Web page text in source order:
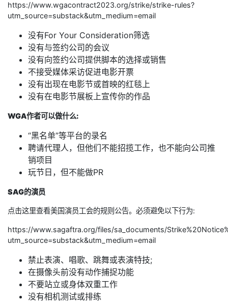
https://www.wgacontract2023.org/strike/strike-rules?
utm_source=substack&utm_medium=email
没有For Your Consideration筛选
没有与签约公司的会议
没有向签约公司提供脚本的选择或销售
不接受媒体采访促进电影开票
没有出现在电影节或首映的红毯上
没有在电影节展板上宣传你的作品
WGA作者可以做什么:
“黑名单”等平台的录名
聘请代理人，但他们不能招揽工作，也不能向公司推
销项目
玩节日，但不能做PR
SAG的演员
点击这里查看美国演员工会的规则公告。必须避免以下行为:
https://www.sagaftra.org/files/sa_documents/
utm_source=substack&utm_medium=email
禁止表演、唱歌、跳舞或表演特技;
在摄像头前没有动作捕捉功能
不要站立或身体双重工作
没有相机测试或排练